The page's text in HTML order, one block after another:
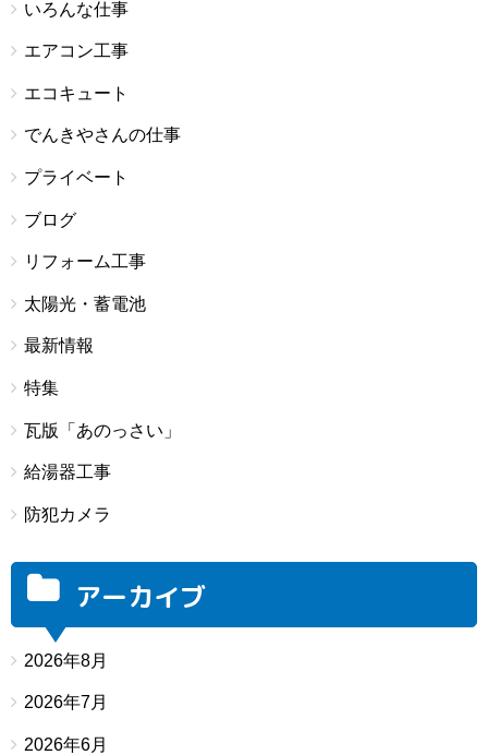
いろんな仕事
エアコン工事
エコキュート
でんきやさんの仕事
プライベート
ブログ
リフォーム工事
太陽光・蓄電池
最新情報
特集
瓦版「あのっさい」
給湯器工事
防犯カメラ
アーカイブ
2026年8月
2026年7月
2026年6月